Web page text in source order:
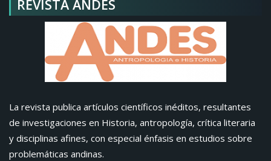
REVISTA ANDES
La revista publica artículos científicos inéditos, resultantes
de investigaciones en Historia, antropología, crítica literaria
y disciplinas afines, con especial énfasis en estudios sobre
problemáticas andinas.